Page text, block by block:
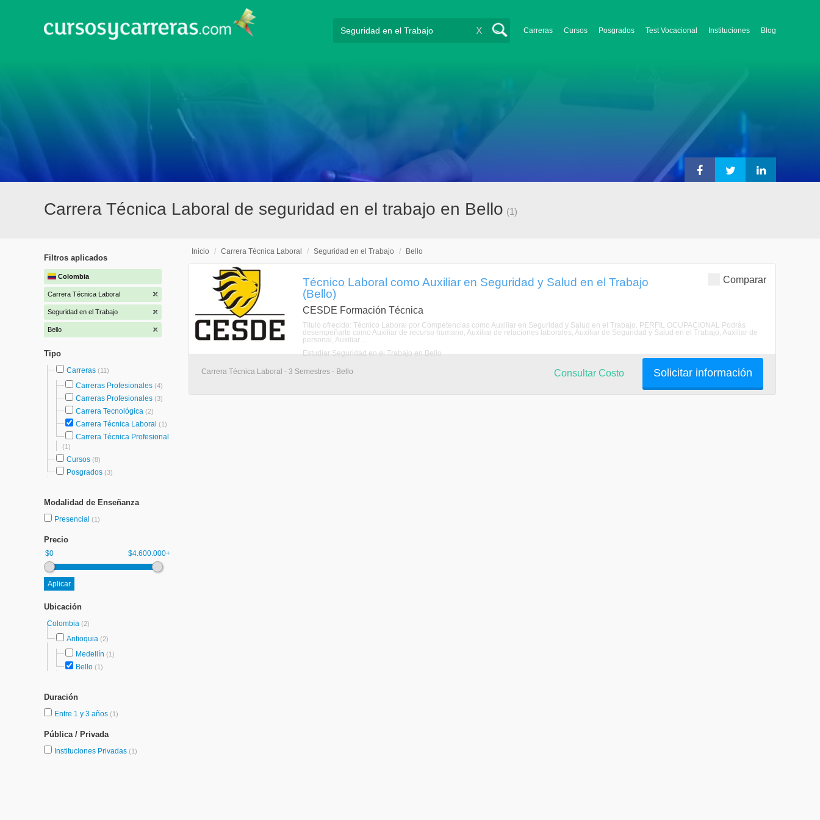
Carreras Cursos Posgrados Test Vocacional Instituciones Blog
X
Carrera Técnica Laboral de seguridad en el trabajo en Bello (1)
Filtros aplicados
Colombia
Carrera Técnica Laboral
Seguridad en el Trabajo
Bello
Tipo
Carreras (11)
Carreras Profesionales (4)
Carreras Profesionales (3)
Carrera Tecnológica (2)
Carrera Técnica Laboral (1)
Carrera Técnica Profesional
(1)
Cursos (8)
Posgrados (3)
Modalidad de Enseñanza
Presencial (1)
Precio
$0 $4.600.000+
Ubicación
Colombia (2)
Antioquia (2)
Medellín (1)
Bello (1)
Duración
Entre 1 y 3 años (1)
Pública / Privada
Instituciones Privadas (1)
Inicio / Carrera Técnica Laboral / Seguridad en el Trabajo / Bello
Comparar
Técnico Laboral como Auxiliar en Seguridad y Salud en el Trabajo
(Bello)
CESDE Formación Técnica
Título ofrecido: Técnico Laboral por Competencias como Auxiliar en Seguridad y Salud en el Trabajo. PERFIL OCUPACIONAL Podrás
desempeñarte como Auxiliar de recurso humano, Auxiliar de relaciones laborales, Auxiliar de Seguridad y Salud en el Trabajo, Auxiliar de
personal, Auxiliar ...
Estudiar Seguridad en el Trabajo en Bello
Carrera Técnica Laboral - 3 Semestres - Bello Solicitar información
Consultar Costo